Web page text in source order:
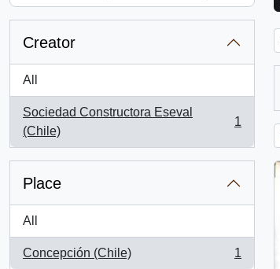
Creator
All
Sociedad Constructora Eseval
(Chile)
, 1 results
1
Place
All
Concepción (Chile)
, 1 results
1